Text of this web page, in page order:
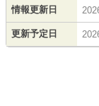
情報更新日
更新予定日